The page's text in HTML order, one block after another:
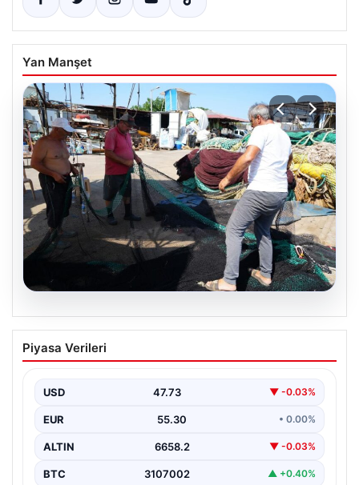
Yan Manşet
Yeni sezon 1 Eylül’de başlıyor. “4 aydır
hazırlanıyoruz, işaretler iyi”
Piyasa Verileri
USD 47.73 ▼ -0.03%
EUR 55.30 • 0.00%
ALTIN 6658.2 ▼ -0.03%
BTC 3107002 ▲ +0.40%